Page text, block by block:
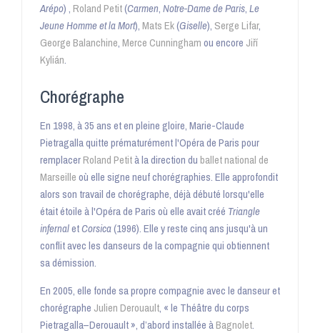
Arépo) , Roland Petit(Carmen,Notre-Dame de Paris,Le
Jeune Homme et la Mort), Mats Ek(Giselle), Serge Lifar,
George Balanchine, Merce Cunninghamou encore Jiří
Kylián.
Chorégraphe
En 1998, à35 anset en pleine gloire, Marie-Claude
Pietragalla quitte prématurément l'Opéra de Paris pour
remplacerRoland Petità la direction du ballet national de
Marseilleoù elle signe neuf chorégraphies. Elle approfondit
alors son travail de chorégraphe, déjà débuté lorsqu'elle
était étoile à l'Opéra de Paris où elle avait créé Triangle
infernaletCorsica(1996). Elle y reste cinq ans jusqu'à un
conflit avec les danseurs de la compagnie qui obtiennent
sa démission.
En 2005, elle fonde sa propre compagnie avec le danseur et
chorégraphe Julien Derouault, « le Théâtre du corps
Pietragalla–Derouault », d’abord installée àBagnolet.